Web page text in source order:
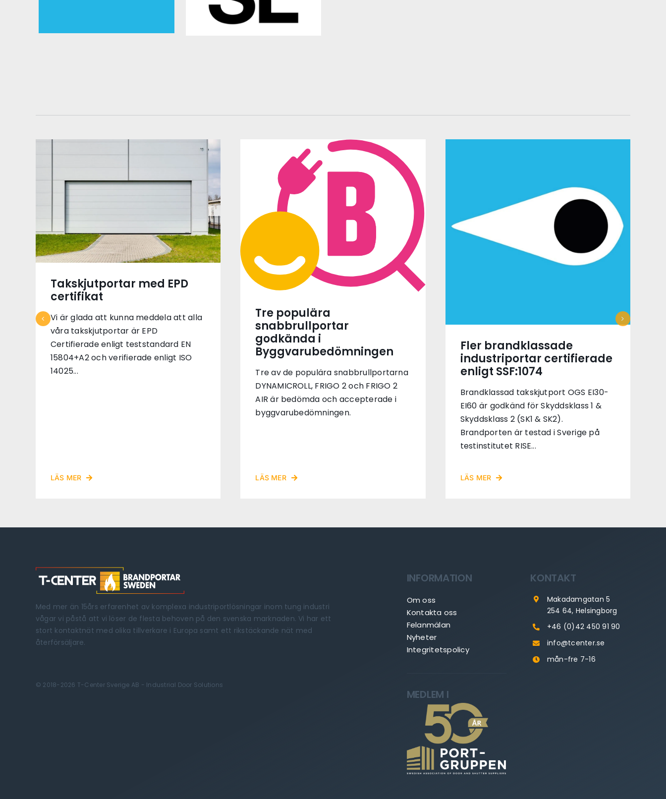
Takskjutportar med EPD
certifikat
Vi är glada att kunna meddela att alla
våra takskjutportar är EPD
Certifierade enligt teststandard EN
15804+A2 och verifierade enligt ISO
14025...
LÄS MER
Tre populära
snabbrullportar
godkända i
Byggvarubedömningen
Tre av de populära snabbrullportarna
DYNAMICROLL, FRIGO 2 och FRIGO 2
AIR är bedömda och accepterade i
byggvarubedömningen.
LÄS MER
Fler brandklassade
industriportar certifierade
enligt SSF:1074
Brandklassad takskjutport OGS EI30-
EI60 är godkänd för Skyddsklass 1 &
Skyddsklass 2 (SK1 & SK2).
Brandporten är testad i Sverige på
testinstitutet RISE...
LÄS MER
Med mer än 15års erfarenhet av komplexa industriportlösningar inom tung industri
vågar vi påstå att vi löser de flesta behoven på den svenska marknaden. Vi har ett
stort kontaktnät med olika tillverkare i Europa samt ett rikstäckande nät med
återförsäljare.
© 2018-2026 T-Center Sverige AB - Industrial Door Solutions
INFORMATION
Om oss
Kontakta oss
Felanmälan
Nyheter
Integritetspolicy
MEDLEM I
KONTAKT
Makadamgatan 5
254 64, Helsingborg
+46 (0)42 450 91 90
info@tcenter.se
mån-fre 7-16